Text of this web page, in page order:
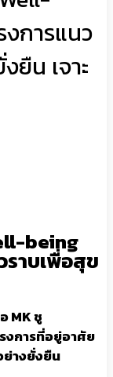
การแนว
ยืน เจาะ
being
าบเพื่อสุข
MKชู
การที่อยู่อาศัย
ย่างยั่งยืน